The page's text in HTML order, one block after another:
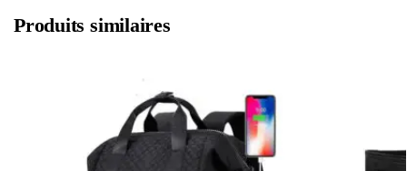
Produits similaires